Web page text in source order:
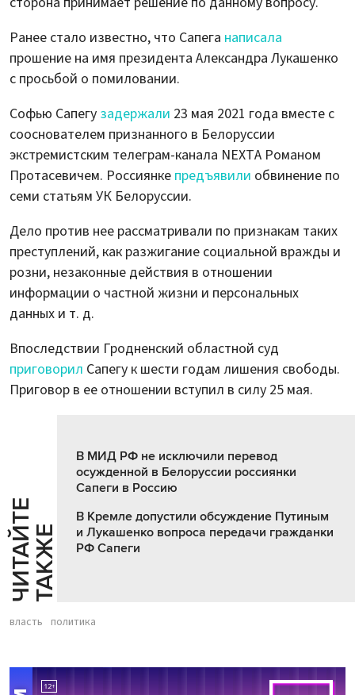
Ранее стало известно, что Сапега написала
прошение на имя президента Александра Лукашенко
с просьбой о помиловании.
Софью Сапегу задержали 23 мая 2021 года вместе с
сооснователем признанного в Белоруссии
экстремистским телеграм-канала NEXTA Романом
Протасевичем. Россиянке предъявили обвинение по
семи статьям УК Белоруссии.
Дело против нее рассматривали по признакам таких
преступлений, как разжигание социальной вражды и
розни, незаконные действия в отношении
информации о частной жизни и персональных
данных и т. д.
Впоследствии Гродненский областной суд
приговорил Сапегу к шести годам лишения свободы.
Приговор в ее отношении вступил в силу 25 мая.
Ч
И
Т
АЙ
Т
Е
Т
А
К
ЖЕ
В МИД РФ не исключили перевод
осужденной в Белоруссии россиянки
Сапеги в Россию
В Кремле допустили обсуждение Путиным
и Лукашенко вопроса передачи гражданки
РФ Сапеги
власть политика